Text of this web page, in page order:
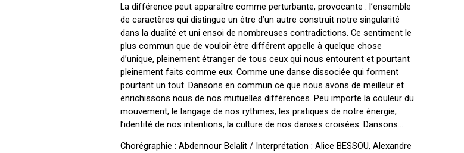
La différence peut apparaître comme perturbante, provocante : l’ensemble
de caractères qui distingue un être d’un autre construit notre singularité
dans la dualité et uni ensoi de nombreuses contradictions. Ce sentiment le
plus commun que de vouloir être différent appelle à quelque chose
d’unique, pleinement étranger de tous ceux qui nous entourent et pourtant
pleinement faits comme eux. Comme une danse dissociée qui forment
pourtant un tout. Dansons en commun ce que nous avons de meilleur et
enrichissons nous de nos mutuelles différences. Peu importe la couleur du
mouvement, le langage de nos rythmes, les pratiques de notre énergie,
l’identité de nos intentions, la culture de nos danses croisées. Dansons…
Chorégraphie : Abdennour Belalit / Interprétation : Alice BESSOU, Alexandre